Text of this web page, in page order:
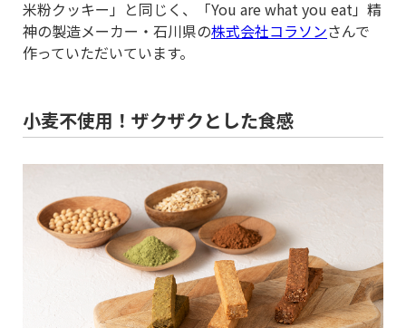
米粉クッキー」と同じく、「You are what you eat」精
神の製造メーカー・石川県の株式会社コラソンさんで
作っていただいています。
小麦不使用！ザクザクとした食感